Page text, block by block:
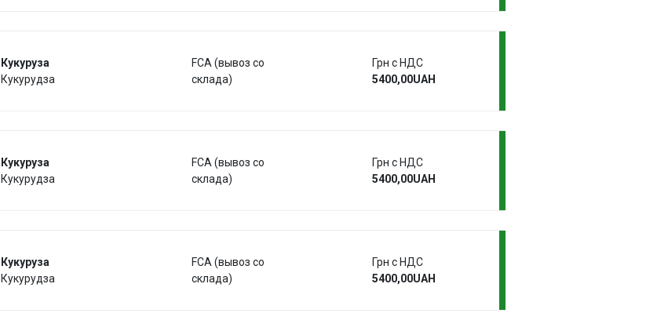
Кукуруза
Кукурудза
FCA (вывоз со
склада)
Грн с НДС
5400,00UAH
Кукуруза
Кукурудза
FCA (вывоз со
склада)
Грн с НДС
5400,00UAH
Кукуруза
Кукурудза
FCA (вывоз со
склада)
Грн с НДС
5400,00UAH